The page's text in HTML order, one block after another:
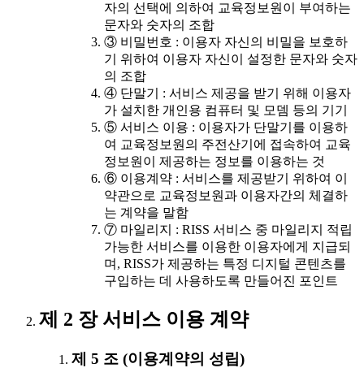
자의 선택에 의하여 교육정보원이 부여하는
문자와 숫자의 조합
③ 비밀번호 : 이용자 자신의 비밀을 보호하
기 위하여 이용자 자신이 설정한 문자와 숫자
의 조합
④ 단말기 : 서비스 제공을 받기 위해 이용자
가 설치한 개인용 컴퓨터 및 모뎀 등의 기기
⑤ 서비스 이용 : 이용자가 단말기를 이용하
여 교육정보원의 주전산기에 접속하여 교육
정보원이 제공하는 정보를 이용하는 것
⑥ 이용계약 : 서비스를 제공받기 위하여 이
약관으로 교육정보원과 이용자간의 체결하
는 계약을 말함
⑦ 마일리지 : RISS 서비스 중 마일리지 적립
가능한 서비스를 이용한 이용자에게 지급되
며, RISS가 제공하는 특정 디지털 콘텐츠를
구입하는 데 사용하도록 만들어진 포인트
제 2 장 서비스 이용 계약
제 5 조 (이용계약의 성립)